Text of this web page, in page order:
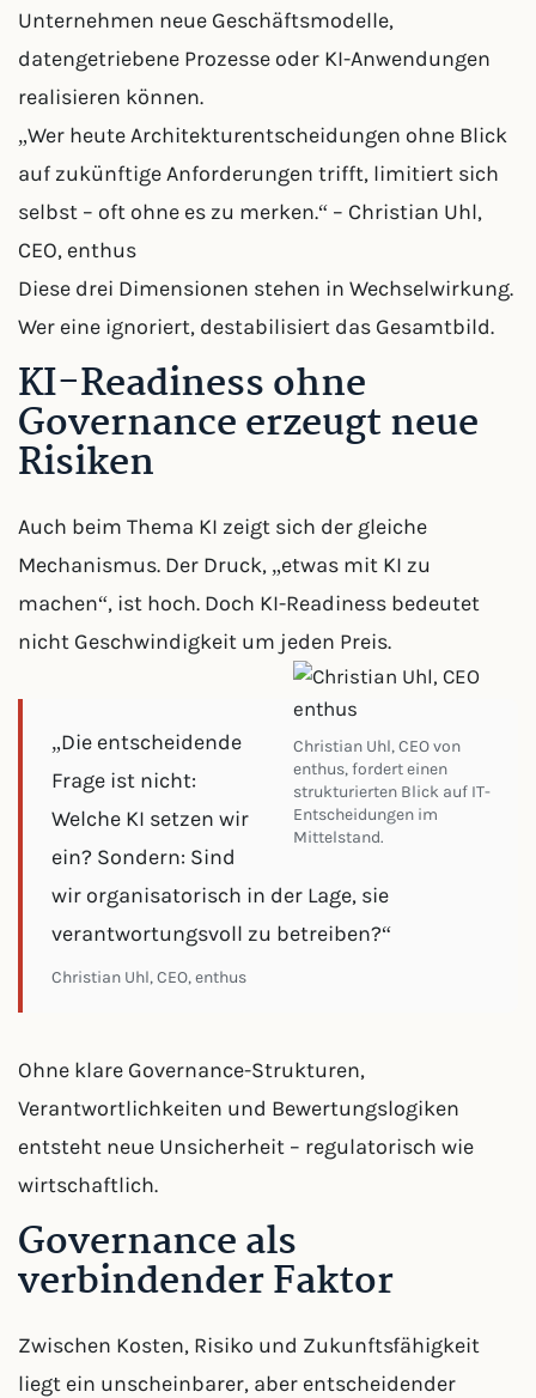
Unternehmen neue Geschäftsmodelle,
datengetriebene Prozesse oder KI-Anwendungen
realisieren können.
„Wer heute Architekturentscheidungen ohne Blick
auf zukünftige Anforderungen trifft, limitiert sich
selbst – oft ohne es zu merken.“ – Christian Uhl,
CEO, enthus
Diese drei Dimensionen stehen in Wechselwirkung.
Wer eine ignoriert, destabilisiert das Gesamtbild.
KI-Readiness ohne
Governance erzeugt neue
Risiken
Auch beim Thema KI zeigt sich der gleiche
Mechanismus. Der Druck, „etwas mit KI zu
machen“, ist hoch. Doch KI-Readiness bedeutet
nicht Geschwindigkeit um jeden Preis.
Christian Uhl, CEO von
enthus, fordert einen
strukturierten Blick auf IT-
Entscheidungen im
Mittelstand.
„Die entscheidende
Frage ist nicht:
Welche KI setzen wir
ein? Sondern: Sind
wir organisatorisch in der Lage, sie
verantwortungsvoll zu betreiben?“
Christian Uhl, CEO, enthus
Ohne klare Governance-Strukturen,
Verantwortlichkeiten und Bewertungslogiken
entsteht neue Unsicherheit – regulatorisch wie
wirtschaftlich.
Governance als
verbindender Faktor
Zwischen Kosten, Risiko und Zukunftsfähigkeit
liegt ein unscheinbarer, aber entscheidender